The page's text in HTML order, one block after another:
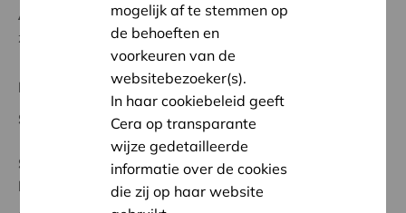
Ambitie:
Een solidaire, respectvolle samenleving
zonder drempels
Regionaal Project
Startdatum:
24/10/2023
Status:
Volledig
Pajottenland
mogelijk af te stemmen op
de behoeften en
voorkeuren van de
websitebezoeker(s).
In haar cookiebeleid geeft
Cera op transparante
wijze gedetailleerde
informatie over de cookies
die zij op haar website